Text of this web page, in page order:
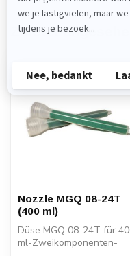
Zuletzt angesehen
Nozzle MGQ 08-24T
(400 ml)
Düse MGQ 08-24T für
ml-Zweikomponenten-